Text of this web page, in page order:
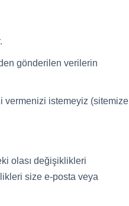
gönderilen verilerin
vermenizi istemeyiz (sitemize
olası değişiklikleri
size e-posta veya